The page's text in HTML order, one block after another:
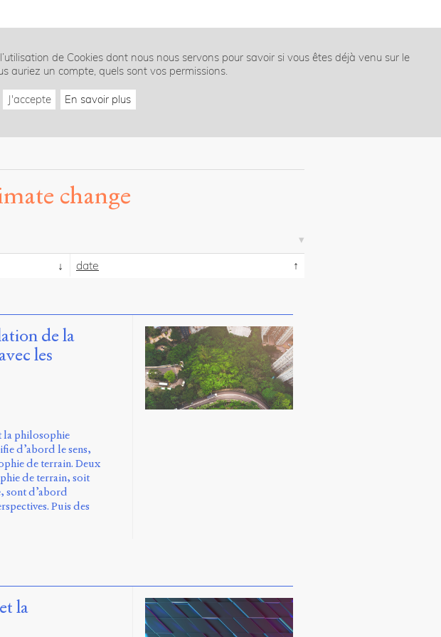
de Cookies dont nous nous servons pour savoir si vous êtes déjà venu sur le
auriez un compte, quels sont vos permissions.
J'accepte En savoir plus
change
date
de la
les
la philosophie
d’abord le sens,
de terrain. Deux
de terrain, soit
sont d’abord
Puis des
la